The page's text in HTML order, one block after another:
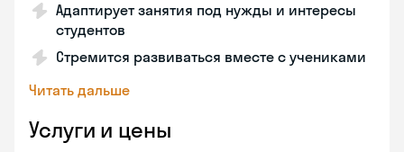
Адаптирует занятия под нужды и интересы
студентов
Стремится развиваться вместе с учениками
Читать дальше
Услуги и цены